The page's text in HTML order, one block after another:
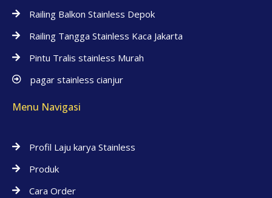
Railing Balkon Stainless Depok
Railing Tangga Stainless Kaca Jakarta
Pintu Tralis stainless Murah
pagar stainless cianjur
Menu Navigasi
Profil Laju karya Stainless
Produk
Cara Order